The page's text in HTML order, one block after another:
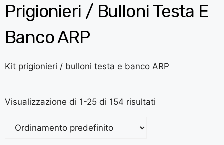
Prigionieri / Bulloni Testa E
Banco ARP
Kit prigionieri / bulloni testa e banco ARP
Visualizzazione di 1-25 di 154 risultati